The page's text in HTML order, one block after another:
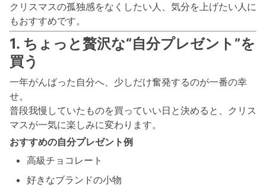
クリスマスの孤独感をなくしたい人、気分を上げたい人に
もおすすめです。
1. ちょっと贅沢な“自分プレゼント”を
買う
一年がんばった自分へ、少しだけ奮発するのが一番の幸
せ。
普段我慢していたものを買っていい日と決めると、クリス
マスが一気に楽しみに変わります。
おすすめの自分プレゼント例
高級チョコレート
好きなブランドの小物